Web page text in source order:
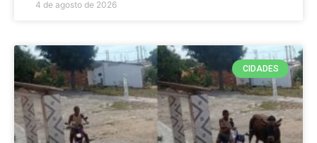
4 de agosto de 2026
CIDADES